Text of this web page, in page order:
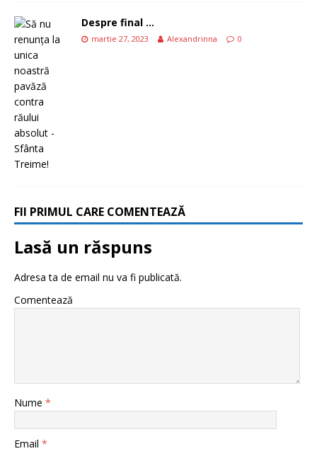
Despre final …
martie 27, 2023 Alexandrinna 0
FII PRIMUL CARE COMENTEAZĂ
Lasă un răspuns
Adresa ta de email nu va fi publicată.
Comentează
Nume *
Email *